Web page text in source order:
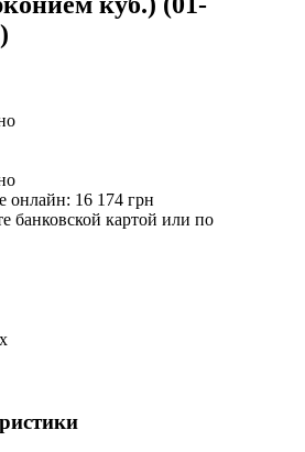
онлайн: 16 174 грн
банковской картой или по